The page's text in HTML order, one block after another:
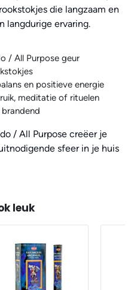
die langzaam en
langdurige ervaring.
/ All Purpose geur
en positieve energie
meditatie of rituelen
/ All Purpose creëer je
sfeer in je huis
leuk